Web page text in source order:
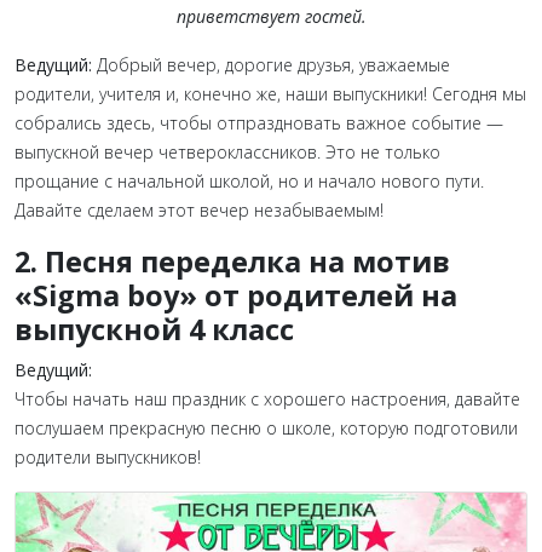
приветствует гостей.
Ведущий: Добрый вечер, дорогие друзья, уважаемые
родители, учителя и, конечно же, наши выпускники! Сегодня мы
собрались здесь, чтобы отпраздновать важное событие —
выпускной вечер четвероклассников. Это не только
прощание с начальной школой, но и начало нового пути.
Давайте сделаем этот вечер незабываемым!
2. Песня переделка на мотив
«Sigma boy» от родителей на
выпускной 4 класс
Ведущий:
Чтобы начать наш праздник с хорошего настроения, давайте
послушаем прекрасную песню о школе, которую подготовили
родители выпускников!